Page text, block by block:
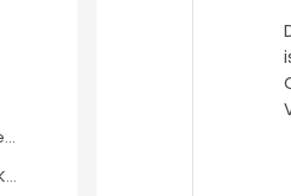
Fischer-Tropsch-Synthese und Aufbereitung
Quiz zu "Strombasierte Kraftstoffe"